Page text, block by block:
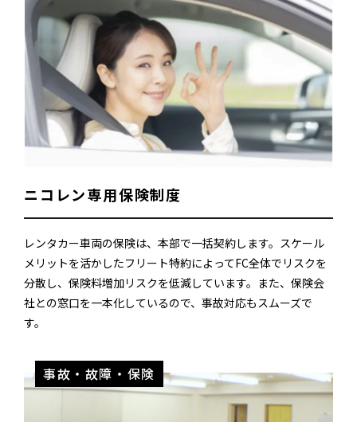
ニコレン専用保険制度
レンタカー車両の保険は、本部で一括契約します。スケール
メリットを活かしたフリート特約によってFC全体でリスクを
分散し、保険料増加リスクを低減しています。また、保険会
社との窓口を一本化しているので、事故対応もスムーズで
す。
事故・故障・保険